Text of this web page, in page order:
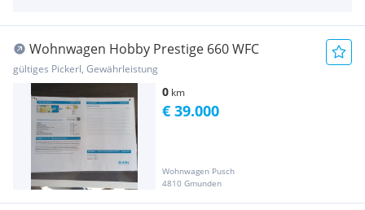
Wohnwagen Hobby Prestige 660 WFC
gültiges Pickerl, Gewährleistung
0 km
Wohnwagen Pusch
4810 Gmunden
€ 39.000